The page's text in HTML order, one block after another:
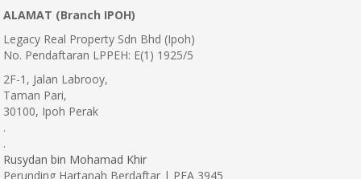
ALAMAT (Branch IPOH)
Legacy Real Property Sdn Bhd (Ipoh)
No. Pendaftaran LPPEH: E(1) 1925/5
2F-1, Jalan Labrooy,
Taman Pari,
30100, Ipoh Perak
.
.
Rusydan bin Mohamad Khir
Perunding Hartanah Berdaftar | PEA 3945